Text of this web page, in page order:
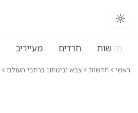
חדשות חרדים מעייריב
ראשי חדשות צבא וביטחון ברחבי העולם